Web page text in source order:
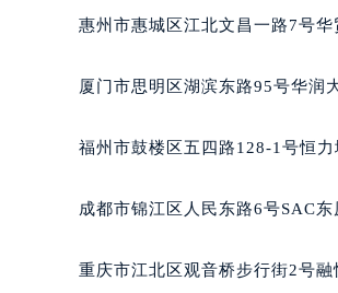
辽宁省锦州市古
辽宁省盘锦市兴
辽宁省营口市站
辽宁省沈阳市沈
北京市东城区东
惠州市惠城区江北文昌一路7号
厦门市思明区湖滨东路95号华润
福州市鼓楼区五四路128-1号恒
成都市锦江区人民东路6号SAC
重庆市江北区观音桥步行街2号